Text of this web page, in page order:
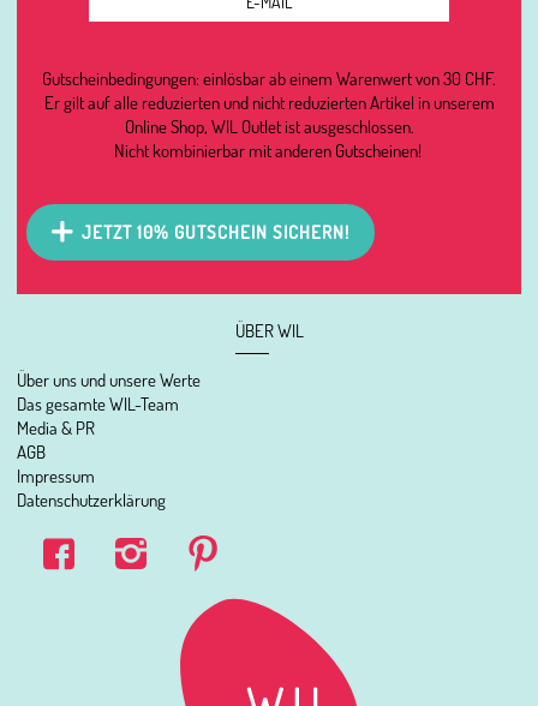
ÜBER WIL
Über uns und unsere Werte
Das gesamte WIL-Team
Media & PR
AGB
Impressum
Datenschutzerklärung
Gutscheinbedingungen: einlösbar ab einem Warenwert von 30 CHF.
Er gilt auf alle reduzierten und nicht reduzierten Artikel in unserem
Online Shop, WIL Outlet ist ausgeschlossen.
Nicht kombinierbar mit anderen Gutscheinen!
JETZT 10% GUTSCHEIN SICHERN!